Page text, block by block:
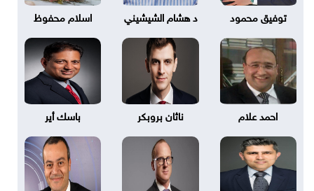
توفيق محمود د هشام الشيشيني اسلام محفوظ
احمد علام ناثان بروبكر باسك أير